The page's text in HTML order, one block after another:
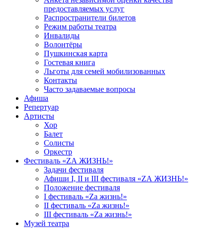
предоставляемых услуг
Распространители билетов
Режим работы театра
Инвалиды
Волонтёры
Пушкинская карта
Гостевая книга
Льготы для семей мобилизованных
Контакты
Часто задаваемые вопросы
Афиша
Репертуар
Артисты
Хор
Балет
Солисты
Оркестр
Фестиваль «ZА ЖИЗНЬ!»
Задачи фестиваля
Афиши I, II и III фестиваля «ZА ЖИЗНЬ!»
Положение фестиваля
I фестиваль «Zа жизнь!»
II фестиваль «Zа жизнь!»
III фестиваль «Zа жизнь!»
Музей театра